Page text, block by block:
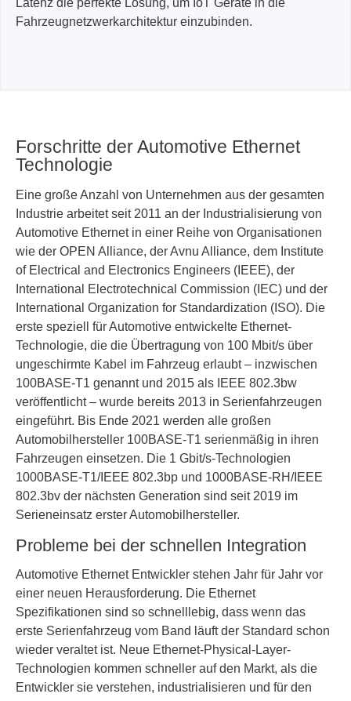
Latenz die perfekte Lösung, um IoT Geräte in die
Fahrzeugnetzwerkarchitektur einzubinden.
Forschritte der Automotive Ethernet
Technologie
Eine große Anzahl von Unternehmen aus der gesamten
Industrie arbeitet seit 2011 an der Industrialisierung von
Automotive Ethernet in einer Reihe von Organisationen
wie der OPEN Alliance, der Avnu Alliance, dem Institute
of Electrical and Electronics Engineers (IEEE), der
International Electrotechnical Commission (IEC) und der
International Organization for Standardization (ISO). Die
erste speziell für Automotive entwickelte Ethernet-
Technologie, die die Übertragung von 100 Mbit/s über
ungeschirmte Kabel im Fahrzeug erlaubt – inzwischen
100BASE-T1 genannt und 2015 als IEEE 802.3bw
veröffentlicht – wurde bereits 2013 in Serienfahrzeugen
eingeführt. Bis Ende 2021 werden alle großen
Automobilhersteller 100BASE-T1 serienmäßig in ihren
Fahrzeugen einsetzen. Die 1 Gbit/s-Technologien
1000BASE-T1/IEEE 802.3bp und 1000BASE-RH/IEEE
802.3bv der nächsten Generation sind seit 2019 im
Serieneinsatz erster Automobilhersteller.
Probleme bei der schnellen Integration
Automotive Ethernet Entwickler stehen Jahr für Jahr vor
einer neuen Herausforderung. Die Ethernet
Spezifikationen sind so schnelllebig, dass wenn das
erste Serienfahrzeug vom Band läuft der Standard schon
wieder veraltet ist. Neue Ethernet-Physical-Layer-
Technologien kommen schneller auf den Markt, als die
Entwickler sie verstehen, industrialisieren und für den